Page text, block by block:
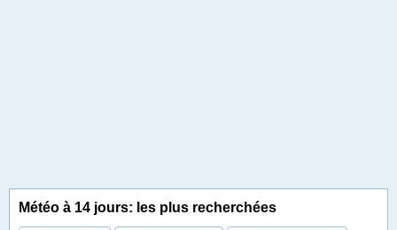
Météo à 14 jours: les plus recherchées